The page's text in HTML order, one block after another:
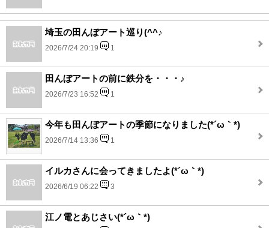
埼玉の田んぼアート巡り(^^♪
2026/7/24 20:19 1
田んぼアートの前に鉄分を・・・♪
2026/7/23 16:52 1
今年も田んぼアートの季節になりました(*´ω｀*)
2026/7/14 13:36 1
イルカさんに会ってきましたよ(*´ω｀*)
2026/6/19 06:22 3
江ノ電とあじさい(*´ω｀*)